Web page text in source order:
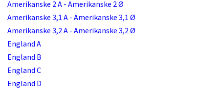
Amerikanske 2 A - Amerikanske 2 Ø
Amerikanske 3,1 A - Amerikanske 3,1 Ø
Amerikanske 3,2 A - Amerikanske 3,2 Ø
England A
England B
England C
England D